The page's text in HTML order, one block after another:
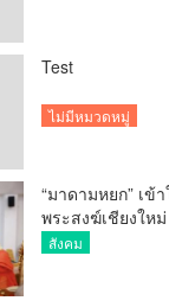
Test
ไม่มีหมวดหมู่
“มาดามหยก” เข้
พระสงฆ์เชียงใ
รายรับรายจ่ายข
สังคม